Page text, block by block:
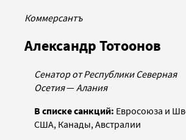
Коммерсантъ
Александр Тотоонов
Сенатор от Республики Северная
Осетия—Алания
В списке санкций: Евросоюза и
США, Канады, Австралии